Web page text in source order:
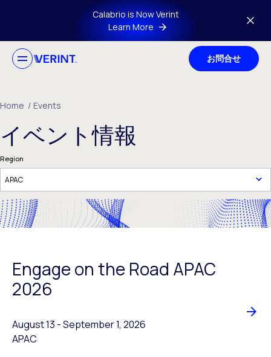
Skip to main contentCalabrio is Now Verint
Learn More
お問合せ
Home / Events
イベント情報
Region
Engage on the Road APAC
2026
August 13 -to
September 1, 2026
APAC